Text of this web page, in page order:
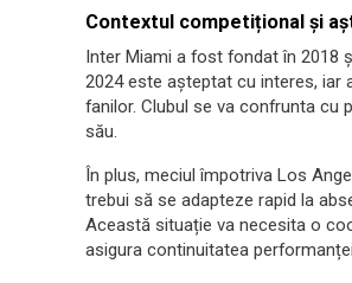
Contextul competițional și
Inter Miami a fost fondat în 2018
2024 este așteptat cu interes, iar
fanilor. Clubul se va confrunta cu
său.
În plus, meciul împotriva Los
trebui să se adapteze rapid la
Această situație va necesita o
asigura continuitatea